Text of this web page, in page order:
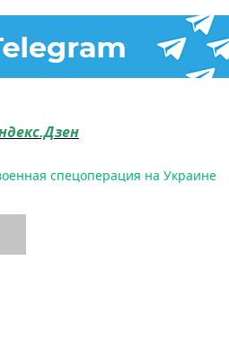
спецоперация на Украине